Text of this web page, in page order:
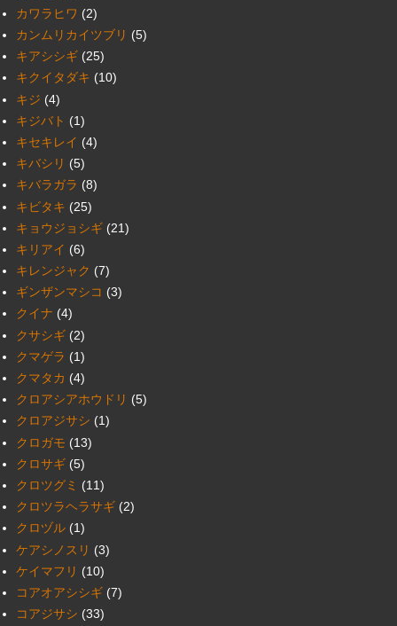
カワラヒワ (2)
カンムリカイツブリ (5)
キアシシギ (25)
キクイタダキ (10)
キジ (4)
キジバト (1)
キセキレイ (4)
キバシリ (5)
キバラガラ (8)
キビタキ (25)
キョウジョシギ (21)
キリアイ (6)
キレンジャク (7)
ギンザンマシコ (3)
クイナ (4)
クサシギ (2)
クマゲラ (1)
クマタカ (4)
クロアシアホウドリ (5)
クロアジサシ (1)
クロガモ (13)
クロサギ (5)
クロツグミ (11)
クロツラヘラサギ (2)
クロヅル (1)
ケアシノスリ (3)
ケイマフリ (10)
コアオアシシギ (7)
コアジサシ (33)